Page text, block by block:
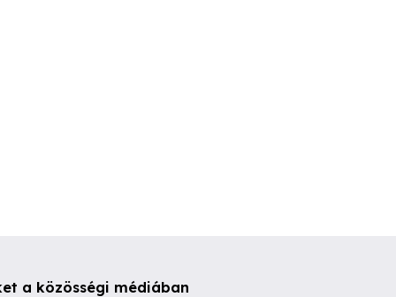
a közösségi médiában